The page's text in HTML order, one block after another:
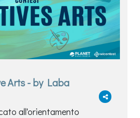
Arts - by Laba
all'orientamento